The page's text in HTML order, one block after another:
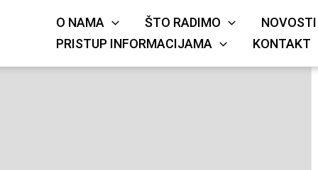
O NAMA ŠTO RADIMO
NOVOSTI
PRISTUP INFORMACIJAMA
KONTAKT